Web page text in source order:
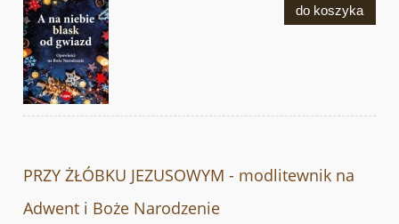
do koszyka
PRZY ŻŁÓBKU JEZUSOWYM - modlitewnik na
Adwent i Boże Narodzenie